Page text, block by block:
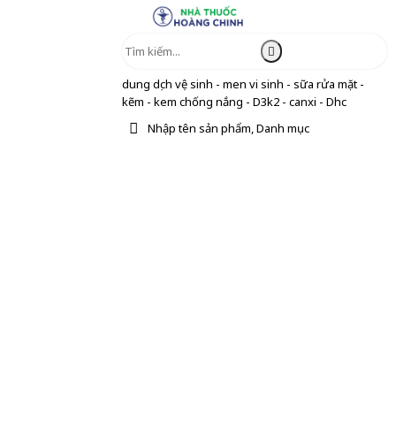
dung dịch vệ sinh - men vi sinh - sữa rửa mặt -
kẽm - kem chống nắng - D3k2 - canxi - Dhc
Nhập tên sản phẩm, Danh mục